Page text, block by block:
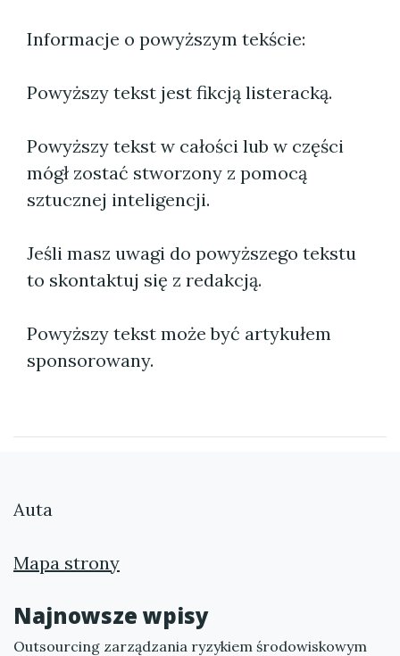
Informacje o powyższym tekście:
Powyższy tekst jest fikcją listeracką.
Powyższy tekst w całości lub w części
mógł zostać stworzony z pomocą
sztucznej inteligencji.
Jeśli masz uwagi do powyższego tekstu
to skontaktuj się z redakcją.
Powyższy tekst może być artykułem
sponsorowany.
Auta
Mapa strony
Najnowsze wpisy
Outsourcing zarządzania ryzykiem środowiskowym